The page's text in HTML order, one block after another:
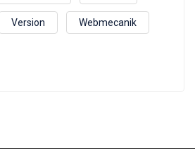
Version Webmecanik